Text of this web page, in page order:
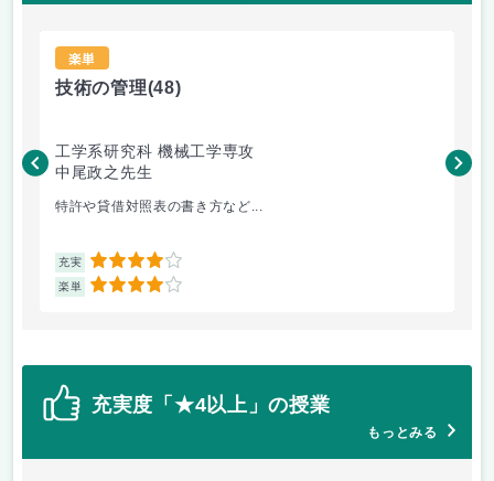
楽単
技術の管理(48)
工学系研究科 機械工学専攻
中尾政之先生
特許や貸借対照表の書き方など...
充実 4
楽単 4
佐
充実度「★4以上」の授業
もっとみる